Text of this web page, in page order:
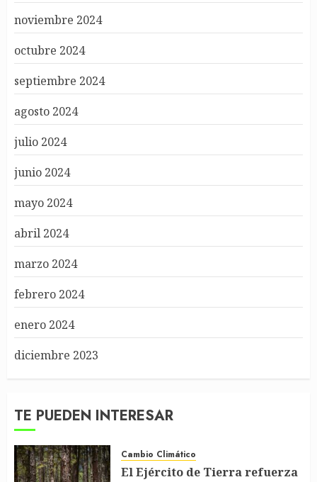
noviembre 2024
octubre 2024
septiembre 2024
agosto 2024
julio 2024
junio 2024
mayo 2024
abril 2024
marzo 2024
febrero 2024
enero 2024
diciembre 2023
TE PUEDEN INTERESAR
Cambio Climático
El Ejército de Tierra refuerza